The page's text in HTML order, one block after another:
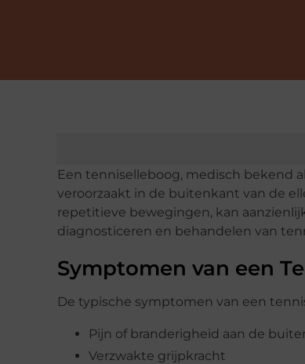
Een tenniselleboog, medisch bekend
veroorzaakt in de buitenkant van de
repetitieve bewegingen, kan
diagnosticeren en behandelen van
Symptomen van een
De typische symptomen van een
Pijn of branderigheid aan de
Verzwakte grijpkracht